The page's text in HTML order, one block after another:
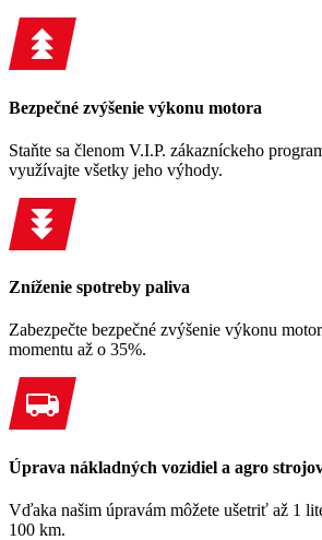
Bezpečné zvýšenie výkonu motora
Staňte sa členom V.I.P. zákazníckeho
využívajte všetky jeho výhody.
Zníženie spotreby paliva
Zabezpečte bezpečné zvýšenie výkonu
momentu až o 35%.
Úprava nákladných vozidiel a agro
Vďaka našim úpravám môžete ušetriť až 1
100 km.